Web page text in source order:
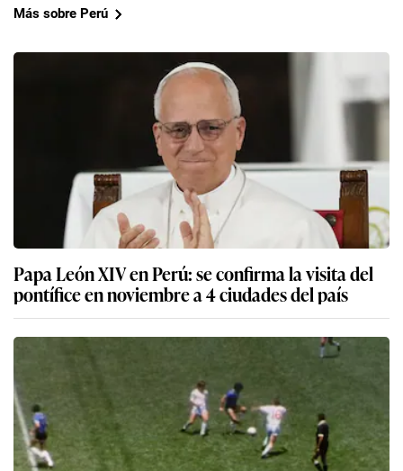
Más sobre Perú
Papa León XIV en Perú: se confirma la visita del
pontífice en noviembre a 4 ciudades del país